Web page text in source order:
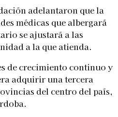
adelantaron que la
médicas que albergará
se ajustará a las
a la que atienda.
de crecimiento continuo y
adquirir una tercera
del centro del país,